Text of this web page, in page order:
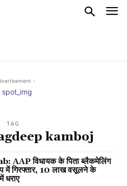
-
TAG
kamboj
AAP विधायक के पिता ब्लैकमेलिंग
में गिरफ्तार, 10 लाख वसूलने के
धराए